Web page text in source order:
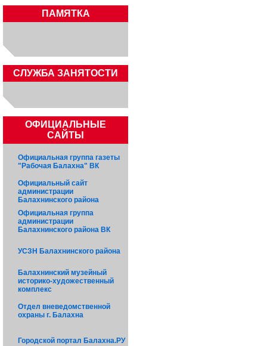
ПАМЯТКА
CЛУЖБА ЗАНЯТОСТИ
ОФИЦИАЛЬНЫЕ
САЙТЫ
Официальная группа газеты
"Рабочая Балахна" ВК
Официальный сайт
администрации
Балахнинского района
Официальная группа
администрации
Балахнинского района ВК
УСЗН Балахнинского района
Балахнинский музейный
историко-художественный
комплекс
Отдел вневедомственной
охраны г. Балахна
Городской портал Балахна.РУ